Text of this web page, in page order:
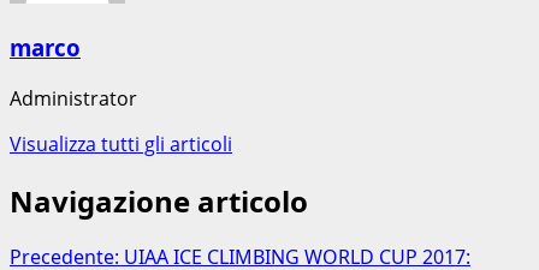
marco
Administrator
Visualizza tutti gli articoli
Navigazione articolo
Precedente: UIAA ICE CLIMBING WORLD CUP 2017: